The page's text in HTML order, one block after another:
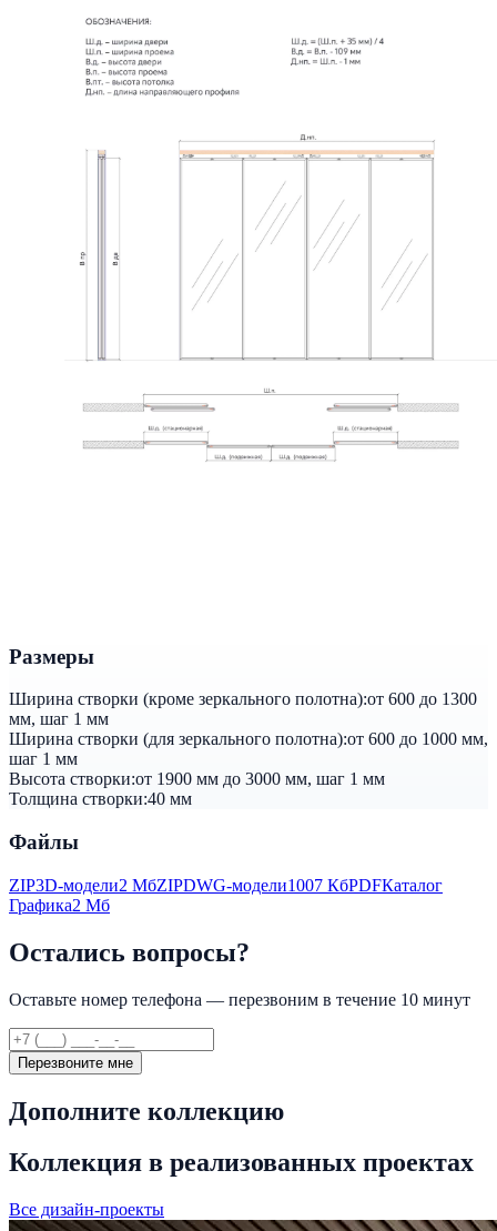
Размеры
Ширина створки (кроме зеркального полотна):от 600 до 1300
мм, шаг 1 мм
Ширина створки (для зеркального полотна):от 600 до 1000 мм,
шаг 1 мм
Высота створки:от 1900 мм до 3000 мм, шаг 1 мм
Толщина створки:40 мм
Файлы
ZIP3D-модели2 МбZIPDWG-модели1007 КбPDFКаталог
Графика2 Мб
Остались вопросы?
Оставьте номер телефона — перезвоним в течение 10 минут
Перезвоните мне
Дополните коллекцию
Коллекция в реализованных проектах
Все дизайн-проекты